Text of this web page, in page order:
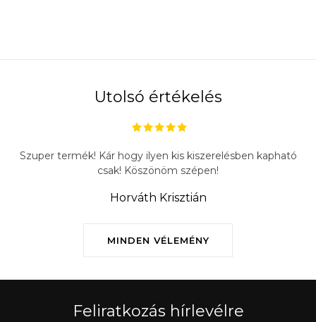
Utolsó értékelés
MINDEN VÉLEMÉNY
Szuper termék! Kár hogy ilyen kis kiszerelésben kapható
csak! Köszönöm szépen!
Horváth Krisztián
Feliratkozás hírlevélre